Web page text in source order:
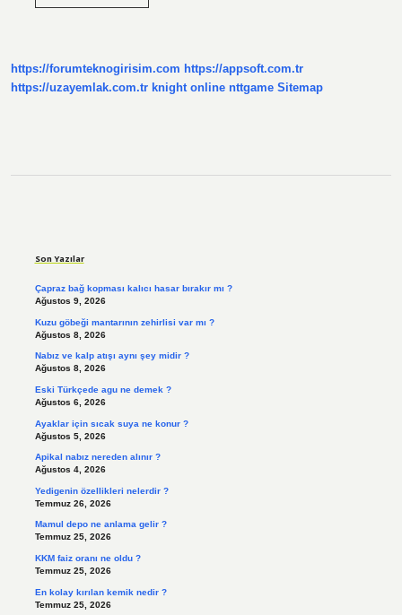
https://forumteknogirisim.com https://appsoft.com.tr
https://uzayemlak.com.tr knight online nttgame Sitemap
Son Yazılar
Çapraz bağ kopması kalıcı hasar bırakır mı ?
Ağustos 9, 2026
Kuzu göbeği mantarının zehirlisi var mı ?
Ağustos 8, 2026
Nabız ve kalp atışı aynı şey midir ?
Ağustos 8, 2026
Eski Türkçede agu ne demek ?
Ağustos 6, 2026
Ayaklar için sıcak suya ne konur ?
Ağustos 5, 2026
Apikal nabız nereden alınır ?
Ağustos 4, 2026
Yedigenin özellikleri nelerdir ?
Temmuz 26, 2026
Mamul depo ne anlama gelir ?
Temmuz 25, 2026
KKM faiz oranı ne oldu ?
Temmuz 25, 2026
En kolay kırılan kemik nedir ?
Temmuz 25, 2026